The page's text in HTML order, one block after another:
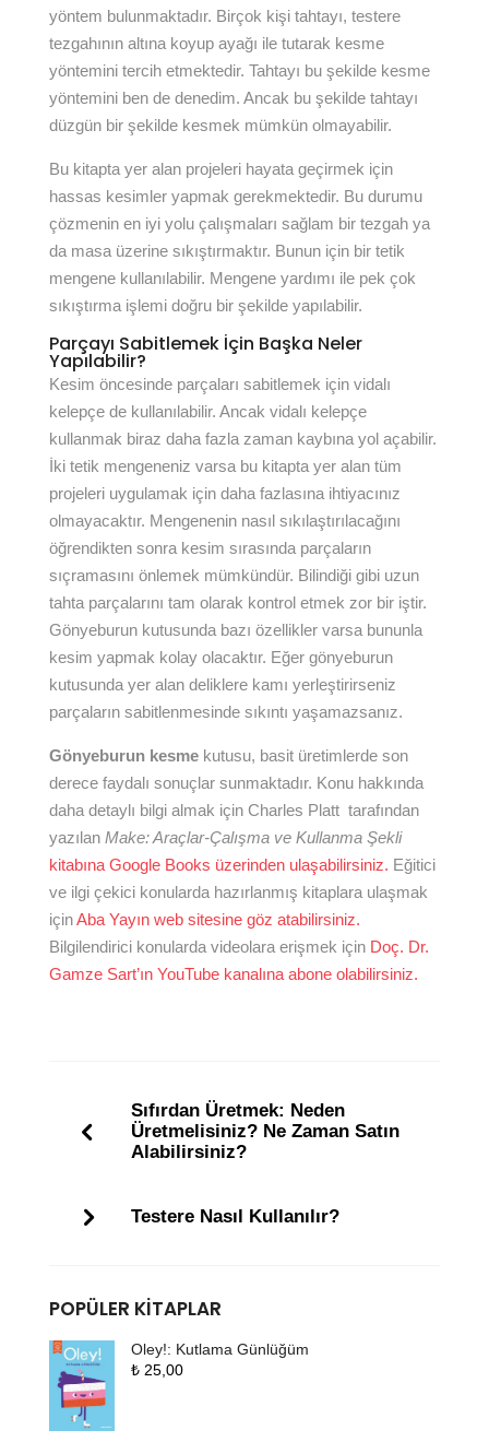
yöntem bulunmaktadır. Birçok kişi tahtayı, testere
tezgahının altına koyup ayağı ile tutarak kesme
yöntemini tercih etmektedir. Tahtayı bu şekilde kesme
yöntemini ben de denedim. Ancak bu şekilde tahtayı
düzgün bir şekilde kesmek mümkün olmayabilir.
Bu kitapta yer alan projeleri hayata geçirmek için
hassas kesimler yapmak gerekmektedir. Bu durumu
çözmenin en iyi yolu çalışmaları sağlam bir tezgah ya
da masa üzerine sıkıştırmaktır. Bunun için bir tetik
mengene kullanılabilir. Mengene yardımı ile pek çok
sıkıştırma işlemi doğru bir şekilde yapılabilir.
Parçayı Sabitlemek İçin Başka Neler
Yapılabilir?
Kesim öncesinde parçaları sabitlemek için vidalı
kelepçe de kullanılabilir. Ancak vidalı kelepçe
kullanmak biraz daha fazla zaman kaybına yol açabilir.
İki tetik mengeneniz varsa bu kitapta yer alan tüm
projeleri uygulamak için daha fazlasına ihtiyacınız
olmayacaktır. Mengenenin nasıl sıkılaştırılacağını
öğrendikten sonra kesim sırasında parçaların
sıçramasını önlemek mümkündür. Bilindiği gibi uzun
tahta parçalarını tam olarak kontrol etmek zor bir iştir.
Gönyeburun kutusunda bazı özellikler varsa bununla
kesim yapmak kolay olacaktır. Eğer gönyeburun
kutusunda yer alan deliklere kamı yerleştirirseniz
parçaların sabitlenmesinde sıkıntı yaşamazsanız.
Gönyeburun kesmekutusu, basit üretimlerde son
derece faydalı sonuçlar sunmaktadır. Konu hakkında
daha detaylı bilgi almak için Charles Platt tarafından
yazılan Make: Araçlar-Çalışma ve Kullanma Şekli
kitabına Google Books üzerinden ulaşabilirsiniz. Eğitici
ve ilgi çekici konularda hazırlanmış kitaplara ulaşmak
içinAba Yayın web sitesine göz atabilirsiniz.
Bilgilendirici konularda videolara erişmek için Doç. Dr.
Gamze Sart’ın YouTube kanalına abone olabilirsiniz.
Sıfırdan Üretmek: Neden
Üretmelisiniz? Ne Zaman Satın
Alabilirsiniz?
Testere Nasıl Kullanılır?
POPÜLER KITAPLAR
Oley!: Kutlama Günlüğüm
₺25,00